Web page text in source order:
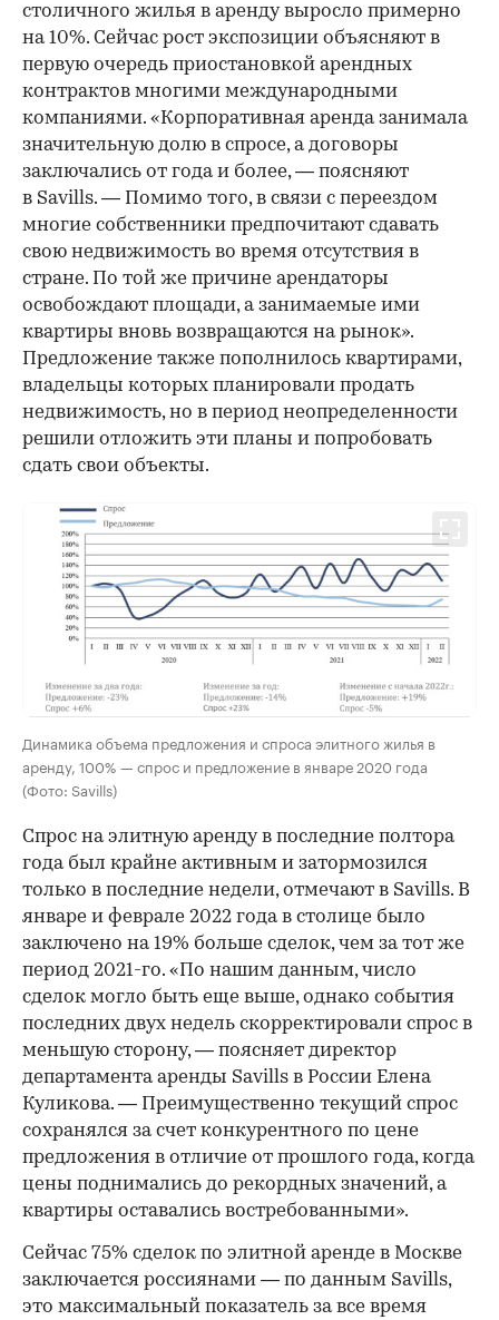
столичного жилья в аренду выросло примерно
на 10%. Сейчас рост экспозиции объясняют в
первую очередь приостановкой арендных
контрактов многими международными
компаниями. «Корпоративная аренда занимала
значительную долю в спросе, а договоры
заключались от года и более, — поясняют
в Savills. — Помимо того, в связи с переездом
многие собственники предпочитают сдавать
свою недвижимость во время отсутствия в
стране. По той же причине арендаторы
освобождают площади, а занимаемые ими
квартиры вновь возвращаются на рынок».
Предложение также пополнилось квартирами,
владельцы которых планировали продать
недвижимость, но в период неопределенности
решили отложить эти планы и попробовать
сдать свои объекты.
Динамика объема предложения и спроса элитного жилья в
аренду, 100% — спрос и предложение в январе 2020 года
(Фото: Savills)
00:00 / 00:00
Спрос на элитную аренду в последние полтора
года был крайне активным и затормозился
только в последние недели, отмечают в Savills. В
январе и феврале 2022 года в столице было
заключено на 19% больше сделок, чем за тот же
период 2021-го. «По нашим данным, число
сделок могло быть еще выше, однако события
последних двух недель скорректировали спрос в
меньшую сторону, — поясняет директор
департамента аренды Savills в России Елена
Куликова. — Преимущественно текущий спрос
сохранялся за счет конкурентного по цене
предложения в отличие от прошлого года, когда
цены поднимались до рекордных значений, а
квартиры оставались востребованными».
Сейчас 75% сделок по элитной аренде в Москве
заключается россиянами — по данным Savills,
это максимальный показатель за все время